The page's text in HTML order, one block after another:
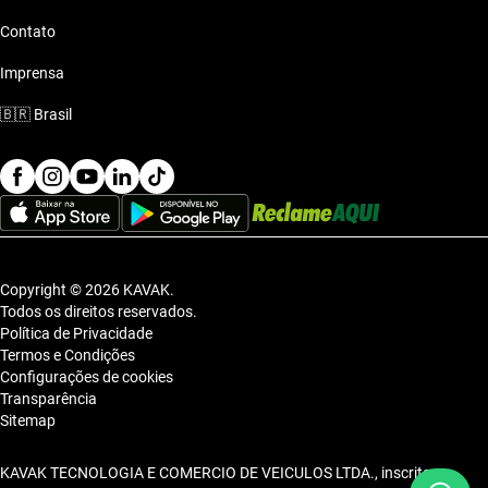
Contato
Imprensa
🇧🇷 Brasil
Copyright © 2026 KAVAK.
Todos os direitos reservados.
Política de Privacidade
Termos e Condições
Configurações de cookies
Transparência
Sitemap
KAVAK TECNOLOGIA E COMERCIO DE VEICULOS LTDA., inscrita no